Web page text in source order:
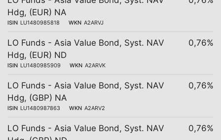
Hdg, (EUR) NA
ISIN LU1480985818 WKN A2ARVJ
LO Funds - Asia Value Bond, Syst. NAV
Hdg, (EUR) ND
ISIN LU1480985909 WKN A2ARVK
0,76%
LO Funds - Asia Value Bond, Syst. NAV
Hdg, (GBP) NA
ISIN LU1480987863 WKN A2ARV2
0,76%
LO Funds - Asia Value Bond, Syst. NAV
0,76%